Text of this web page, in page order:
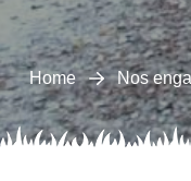
Home Nos